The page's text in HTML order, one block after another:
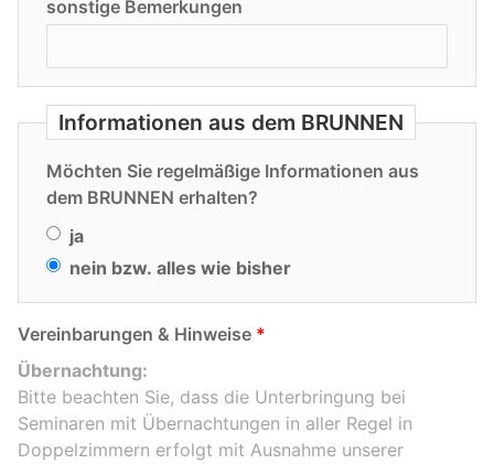
sonstige Bemerkungen
Informationen aus dem BRUNNEN
Möchten Sie regelmäßige Informationen aus
dem BRUNNEN erhalten?
ja
nein bzw. alles wie bisher
Vereinbarungen & Hinweise
Übernachtung:
Bitte beachten Sie, dass die Unterbringung bei
Seminaren mit Übernachtungen in aller Regel in
Doppelzimmern erfolgt mit Ausnahme unserer